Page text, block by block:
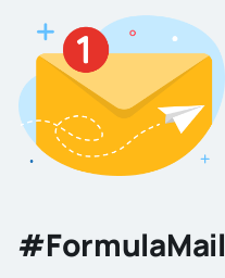
#FormulaMail